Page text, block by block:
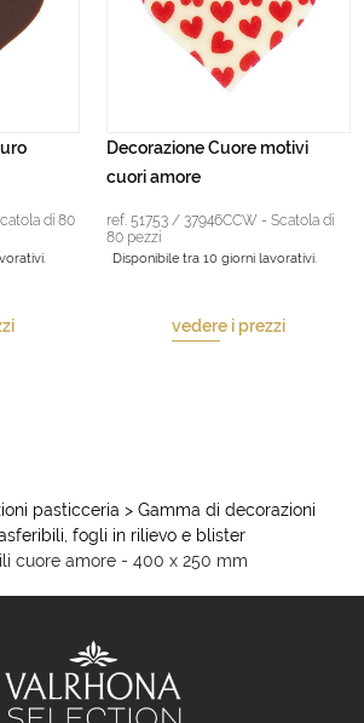
di 80
Decorazione Cuore motivi
cuori amore
ref. 51753 / 37946CCW - Scatola di
80 pezzi
Disponibile tra 10 giorni lavorativi.
vedere i prezzi
pasticceria > Gamma di decorazioni
fogli in rilievo e blister
cuore amore - 400 x 250 mm